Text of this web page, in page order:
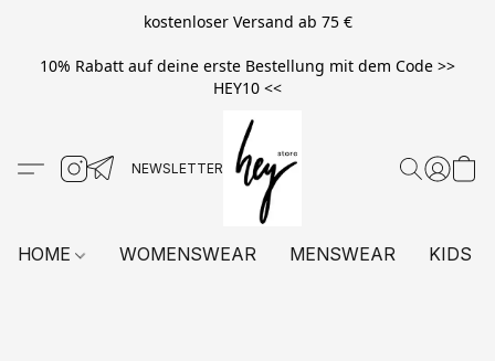
kostenloser Versand ab 75 €
10% Rabatt auf deine erste Bestellung mit dem Code >>
HEY10 <<
HOME WOMENSWEAR MENSWEAR KIDS